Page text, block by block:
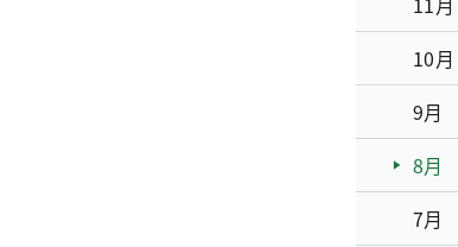
10月
9月
8月
7月